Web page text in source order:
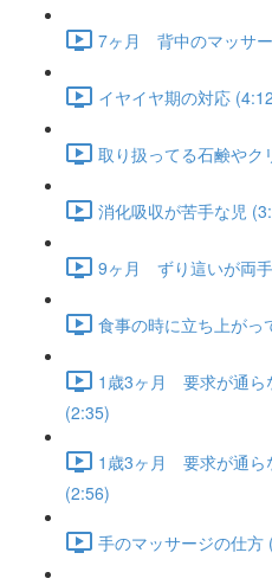
7ヶ月 背中のマッサ
イヤイヤ期の対応
取り扱ってる石鹸やク
消化吸収が苦手な児
9ヶ月 ずり這いが両
食事の時に立ち上がっ
1歳3ヶ月 要求が通ら
(2:35)
1歳3ヶ月 要求が通ら
(2:56)
手のマッサージの仕方